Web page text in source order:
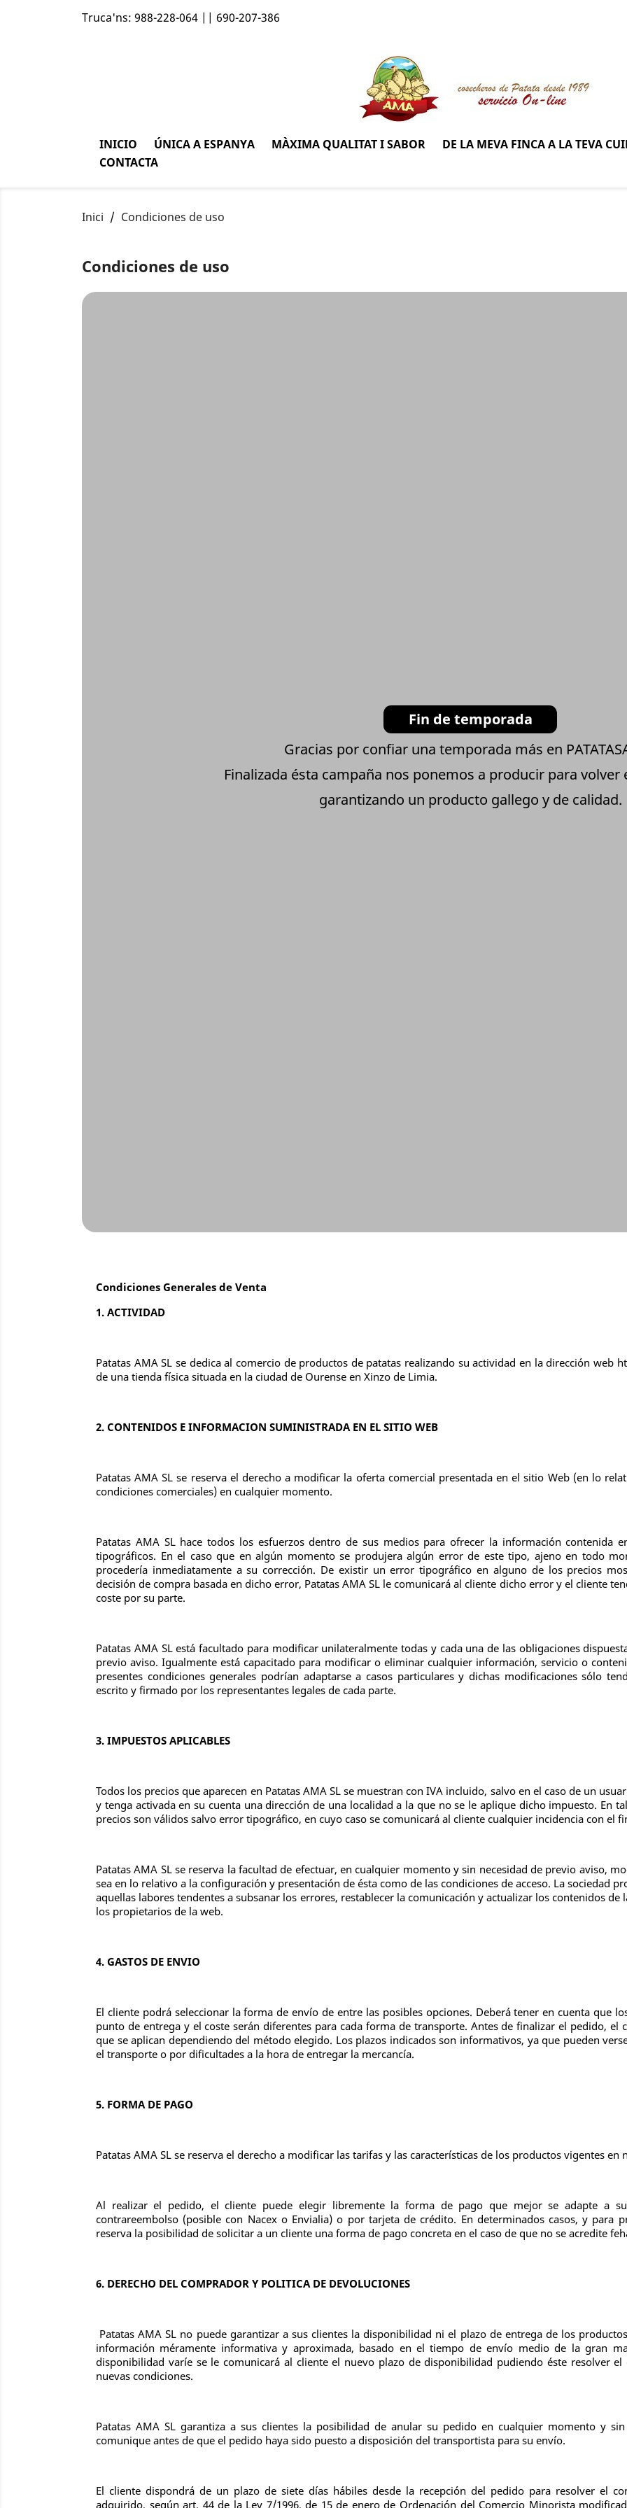
Truca'ns: 988-228-064 || 690-207-386
INICIO ÚNICA A ESPANYA MÀXIMA QUALITAT I SABOR DE LA MEVA FINCA A LA TEVA
CONTACTA
Inici Condiciones de uso
Condiciones de uso
Fin de temporada
Gracias por confiar una temporada más en
Finalizada ésta campaña nos ponemos a producir para volver
garantizando un producto gallego y de calidad.
Condiciones Generales de Venta
1. ACTIVIDAD
Patatas AMA SL se dedica al comercio de productos de patatas realizando su actividad en la dirección web
de una tienda física situada en la ciudad de Ourense en Xinzo de Limia.
2. CONTENIDOS E INFORMACION SUMINISTRADA EN EL SITIO WEB
Patatas AMA SL se reserva el derecho a modificar la oferta comercial presentada en el sitio Web (en lo
condiciones comerciales) en cualquier momento.
Patatas AMA SL hace todos los esfuerzos dentro de sus medios para ofrecer la información contenida
tipográficos. En el caso que en algún momento se produjera algún error de este tipo, ajeno en todo
procedería inmediatamente a su corrección. De existir un error tipográfico en alguno de los precios
decisión de compra basada en dicho error, Patatas AMA SL le comunicará al cliente dicho error y el cliente
coste por su parte.
Patatas AMA SL está facultado para modificar unilateralmente todas y cada una de las obligaciones
previo aviso. Igualmente está capacitado para modificar o eliminar cualquier información, servicio o
presentes condiciones generales podrían adaptarse a casos particulares y dichas modificaciones sólo
escrito y firmado por los representantes legales de cada parte.
3. IMPUESTOS APLICABLES
Todos los precios que aparecen en Patatas AMA SL se muestran con IVA incluido, salvo en el caso de un
y tenga activada en su cuenta una dirección de una localidad a la que no se le aplique dicho impuesto. En
precios son válidos salvo error tipográfico, en cuyo caso se comunicará al cliente cualquier incidencia con el
Patatas AMA SL se reserva la facultad de efectuar, en cualquier momento y sin necesidad de previo aviso,
sea en lo relativo a la configuración y presentación de ésta como de las condiciones de acceso. La sociedad
aquellas labores tendentes a subsanar los errores, restablecer la comunicación y actualizar los contenidos de
los propietarios de la web.
4. GASTOS DE ENVIO
El cliente podrá seleccionar la forma de envío de entre las posibles opciones. Deberá tener en cuenta que
punto de entrega y el coste serán diferentes para cada forma de transporte. Antes de finalizar el pedido, el
que se aplican dependiendo del método elegido. Los plazos indicados son informativos, ya que pueden
el transporte o por dificultades a la hora de entregar la mercancía.
5. FORMA DE PAGO
Patatas AMA SL se reserva el derecho a modificar las tarifas y las características de los productos vigentes en
Al realizar el pedido, el cliente puede elegir libremente la forma de pago que mejor se adapte a
contrareembolso (posible con Nacex o Envialia) o por tarjeta de crédito. En determinados casos, y para
reserva la posibilidad de solicitar a un cliente una forma de pago concreta en el caso de que no se acredite
6. DERECHO DEL COMPRADOR Y POLITICA DE DEVOLUCIONES
Patatas AMA SL no puede garantizar a sus clientes la disponibilidad ni el plazo de entrega de los
información méramente informativa y aproximada, basado en el tiempo de envío medio de la gran
disponibilidad varíe se le comunicará al cliente el nuevo plazo de disponibilidad pudiendo éste resolver
nuevas condiciones.
Patatas AMA SL garantiza a sus clientes la posibilidad de anular su pedido en cualquier momento y
comunique antes de que el pedido haya sido puesto a disposición del transportista para su envío.
El cliente dispondrá de un plazo de siete días hábiles desde la recepción del pedido para resolver el
adquirido, según art. 44 de la Ley 7/1996, de 15 de enero de Ordenación del Comercio Minorista